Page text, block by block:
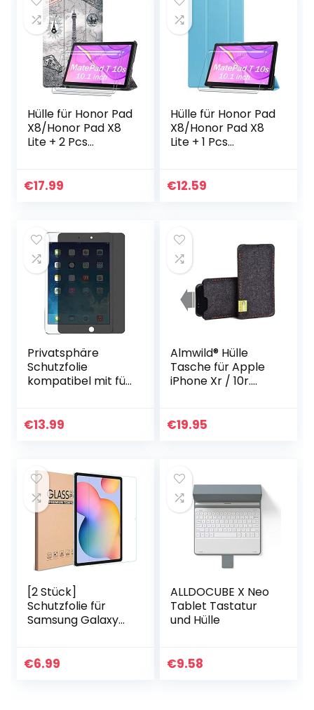
Hülle für Honor Pad
X8/Honor Pad X8
Lite + 2 Pcs
X8/Honor Pad X8
€17.99
Hülle für Honor Pad
X8/Honor Pad X8
Lite + 1 Pcs
X8/Honor Pad X8
€12.59
Privatsphäre
Schutzfolie
kompatibel mit für
(2021/2020/2019) –
€13.99
Almwild® Hülle
Tasche für Apple
iPhone Xr / 10r.
Grau,Schwarz aus
€19.95
[2 Stück]
Schutzfolie für
Samsung Galaxy
[Anti- Kratzer],
€6.99
ALLDOCUBE X Neo
Tablet Tastatur
und Hülle
€9.58